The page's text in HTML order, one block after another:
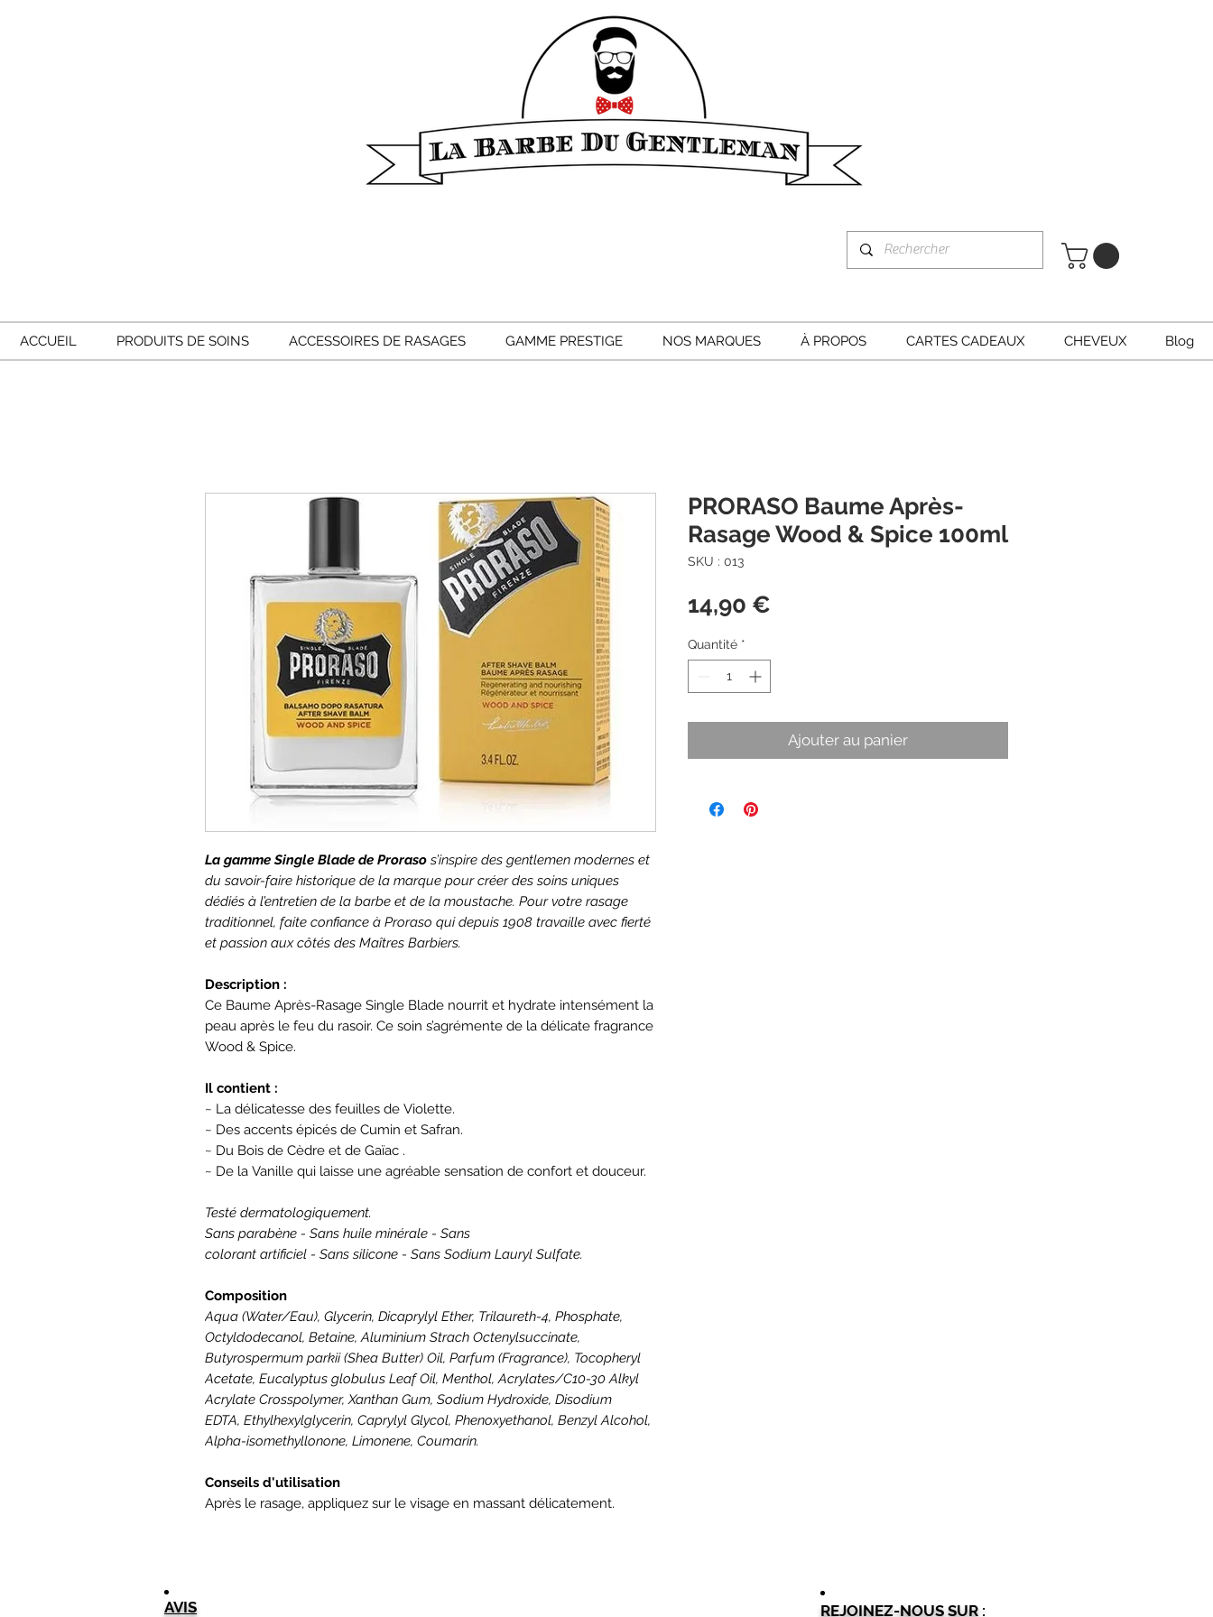
ACCUEIL PRODUITS DE SOINS ACCESSOIRES DE RASAGES GAMME PRESTIGE NOS MARQUES À PROPOS CARTES CADEAUX CHEVEUX Blog
La gamme Single Blade de Proraso s’inspire des gentlemen modernes et
du savoir-faire historique de la marque pour créer des soins uniques
dédiés à l’entretien de la barbe et de la moustache. Pour votre rasage
traditionnel, faite confiance à Proraso qui depuis 1908 travaille avec fierté
et passion aux côtés des Maîtres Barbiers.
Description :
Ce Baume Après-Rasage Single Blade nourrit et hydrate intensément la
peau après le feu du rasoir. Ce soin s’agrémente de la délicate fragrance
Wood & Spice.
Il contient :
~ La délicatesse des feuilles de Violette.
~ Des accents épicés de Cumin et Safran.
~ Du Bois de Cèdre et de Gaïac .
~ De la Vanille qui laisse une agréable sensation de confort et douceur.
Testé dermatologiquement.
Sans parabène - Sans huile minérale - Sans
colorant artificiel - Sans silicone - Sans Sodium Lauryl Sulfate.
Composition
Aqua (Water/Eau), Glycerin, Dicaprylyl Ether, Trilaureth-4, Phosphate,
Octyldodecanol, Betaine, Aluminium Strach Octenylsuccinate,
Butyrospermum parkii (Shea Butter) Oil, Parfum (Fragrance), Tocopheryl
Acetate, Eucalyptus globulus Leaf Oil, Menthol, Acrylates/C10-30 Alkyl
Acrylate Crosspolymer, Xanthan Gum, Sodium Hydroxide, Disodium
EDTA, Ethylhexylglycerin, Caprylyl Glycol, Phenoxyethanol, Benzyl Alcohol,
Alpha-isomethyllonone, Limonene, Coumarin.
Conseils d'utilisation
Après le rasage, appliquez sur le visage en massant délicatement.
PRORASO Baume Après-
Rasage Wood & Spice 100ml
SKU : 013
14,90 €
Quantité *
Ajouter au panier
AVIS REJOINEZ-NOUS SUR :